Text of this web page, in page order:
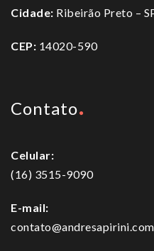
Cidade: Ribeirão Preto –
CEP: 14020-590
Contato
Celular:
(16) 3515-9090
E-mail: